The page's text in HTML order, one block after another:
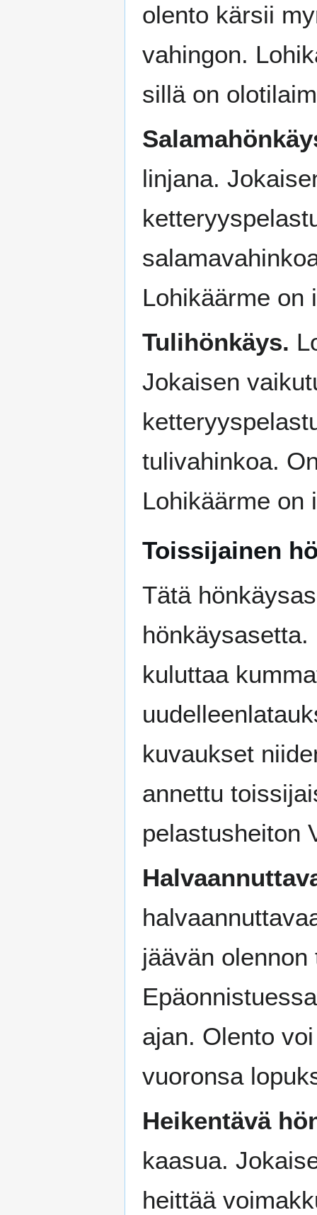
olento kärsii
vahingon.
sillä on
linjana.
Lohikäärme on
Tulihönkäys.
Jokaisen
tulivahinkoa.
Lohikäärme on
Toissijainen
Tätä
kuluttaa
kuvaukset
annettu
pelastusheiton
jäävän
ajan. Olento
vuoronsa
Heikentävä
kaasua.
heittää